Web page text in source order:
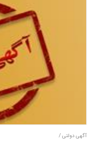
آگهی دولتی /